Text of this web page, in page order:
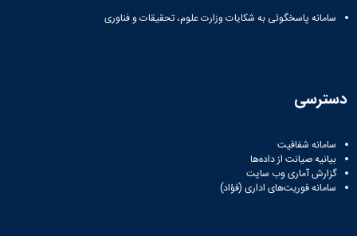
سامانه پاسخگوئی به شکایات وزارت علوم، تحقیقات و فناوری
دسترسی
سامانه شفافیت
بیانیه صیانت از داده‌ها
گزارش آماری وب‌ سایت
سامانه فوریت‌های اداری (فؤاد)